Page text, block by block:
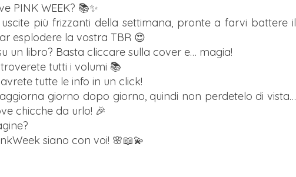
PINK WEEK? 📚✨
più frizzanti della settimana, pronte a farvi battere il
esplodere la vostra TBR 😍
un libro? Basta cliccare sulla cover e… magia!
tutti i volumi 📚
tutte le info in un click!
aggiorna giorno dopo giorno, quindi non perdetelo di vista…
chicche da urlo! 🎉
siano con voi! 🌸📖💫